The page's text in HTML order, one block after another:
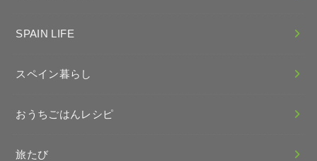
SPAIN LIFE
スペイン暮らし
おうちごはんレシピ
旅たび